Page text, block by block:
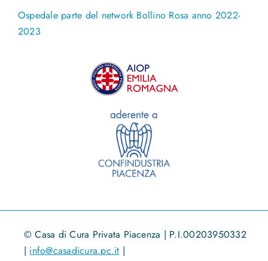
Ospedale parte del network Bollino Rosa anno 2022-
2023
© Casa di Cura Privata Piacenza | P.I.00203950332
| info@casadicura.pc.it |